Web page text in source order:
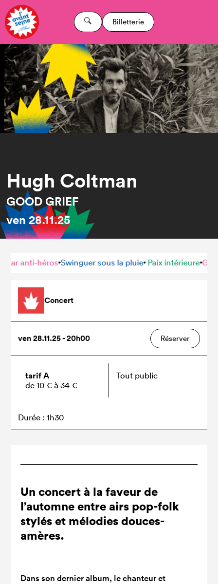
Billetterie
Hugh Coltman
GOOD GRIEF
ven28.11.25
Un concert à la faveur de
l’automne entre airs pop-folk
stylés et mélodies douces-
amères.
Dans son dernier album, le chanteur et
anti-héros•Swinguer sous la pluie• Paix intérieure•Guitar
Concert
ven 28.11.25 - 20h00 Réserver
tarif A
de 10 € à 34 €
Tout public
Durée : 1h30